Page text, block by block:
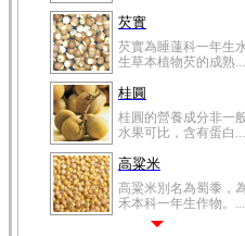
芡實
芡實為睡蓮科一年生
生草本植物芡的成熟...
桂圓
桂圓的營養成分非一
水果可比，含有蛋白...
高粱米
高粱米別名為蜀黍，
禾本科一年生作物。...